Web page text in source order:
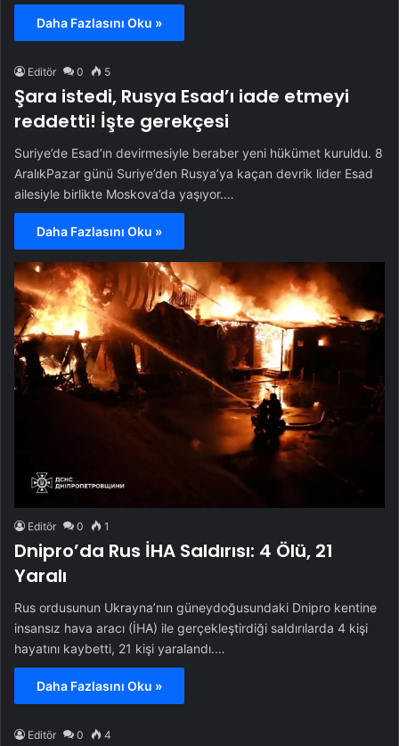
Daha Fazlasını Oku »
Editör 0 5
Şara istedi, Rusya Esad’ı iade etmeyi
reddetti! İşte gerekçesi
Suriye’de Esad’ın devirmesiyle beraber yeni hükümet kuruldu. 8
AralıkPazar günü Suriye’den Rusya’ya kaçan devrik lider Esad
ailesiyle birlikte Moskova’da yaşıyor.…
Daha Fazlasını Oku »
Editör 0 1
Dnipro’da Rus İHA Saldırısı: 4 Ölü, 21
Yaralı
Rus ordusunun Ukrayna’nın güneydoğusundaki Dnipro kentine
insansız hava aracı (İHA) ile gerçekleştirdiği saldırılarda 4 kişi
hayatını kaybetti, 21 kişi yaralandı.…
Daha Fazlasını Oku »
Editör 0 4